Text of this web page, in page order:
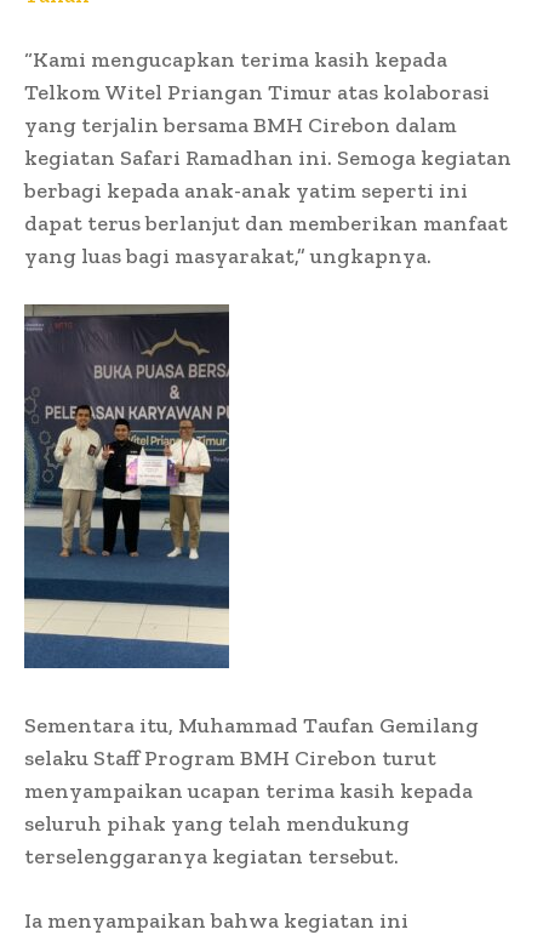
“Kami mengucapkan terima kasih kepada
Telkom Witel Priangan Timur atas kolaborasi
yang terjalin bersama BMH Cirebon dalam
kegiatan Safari Ramadhan ini. Semoga kegiatan
berbagi kepada anak-anak yatim seperti ini
dapat terus berlanjut dan memberikan manfaat
yang luas bagi masyarakat,” ungkapnya.
Sementara itu, Muhammad Taufan Gemilang
selaku Staff Program BMH Cirebon turut
menyampaikan ucapan terima kasih kepada
seluruh pihak yang telah mendukung
terselenggaranya kegiatan tersebut.
Ia menyampaikan bahwa kegiatan ini